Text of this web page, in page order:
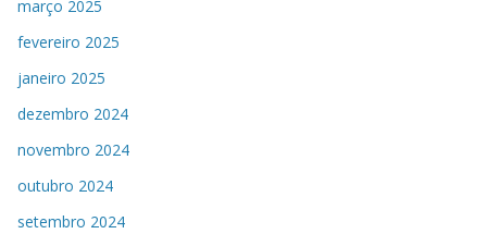
março 2025
fevereiro 2025
janeiro 2025
dezembro 2024
novembro 2024
outubro 2024
setembro 2024